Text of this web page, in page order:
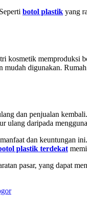
botol plastik yang
kosmetik
digunakan.
dan penjualan
ulang daripada
dan keuntungan
plastik terdekat
pasar, yang dapat